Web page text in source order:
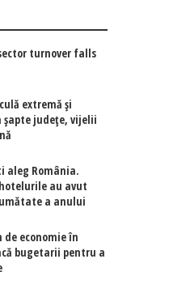
turnover falls
extremă și
șapte județe, vijelii
aleg România.
au avut
a anului
economie în
bugetarii pentru a